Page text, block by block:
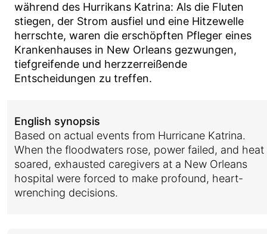
während des Hurrikans Katrina: Als die Fluten
stiegen, der Strom ausfiel und eine Hitzewelle
herrschte, waren die erschöpften Pfleger eines
Krankenhauses in New Orleans gezwungen,
tiefgreifende und herzzerreißende
Entscheidungen zu treffen.
English synopsis
Based on actual events from Hurricane Katrina.
When the floodwaters rose, power failed, and heat
soared, exhausted caregivers at a New Orleans
hospital were forced to make profound, heart-
wrenching decisions.